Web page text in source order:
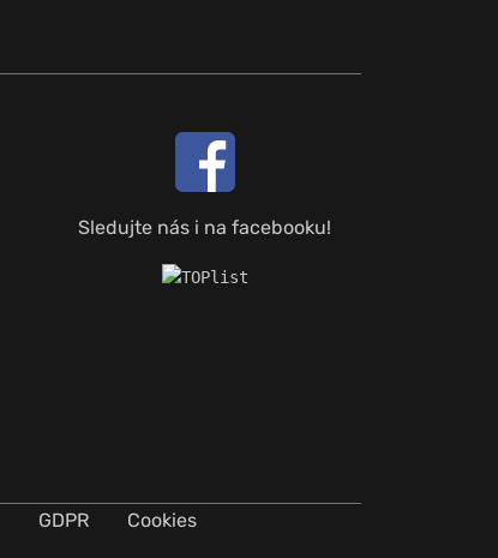
Sledujte nás i na facebooku!
GDPR Cookies